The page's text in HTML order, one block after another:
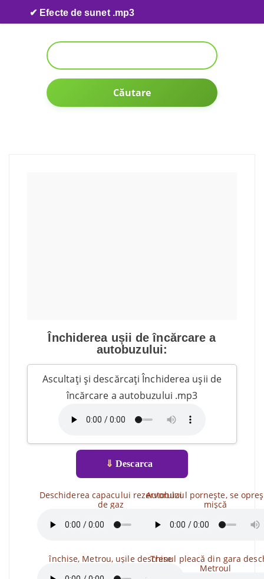
Skip to content
✔ Efecte de sunet .mp3
Căutare
Închiderea ușii de încărcare a
autobuzului:
Ascultați și descărcați Închiderea ușii de
încărcare a autobuzului .mp3
⇓ Descarca
Deschiderea capacului rezervorului
de gaz
închise, Metrou, ușile deschise
Autobuzul pornește, se
mișcă
Trenul pleacă din gara
Metroul